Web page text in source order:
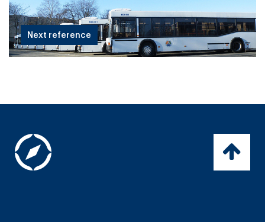
Next reference